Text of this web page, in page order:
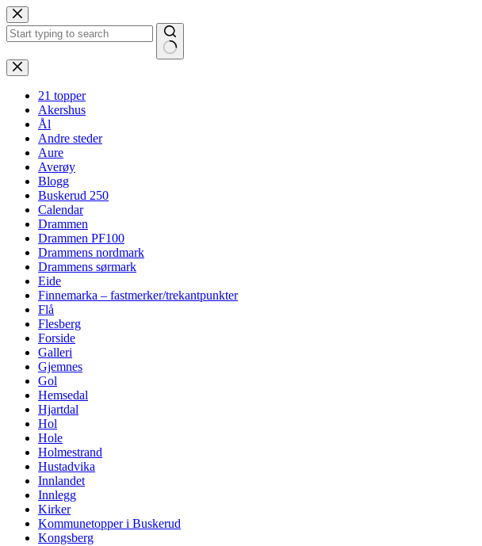
Hopp
til
innholdet
Ingen
resultater
21 topper
Akershus
Ål
Andre steder
Aure
Averøy
Blogg
Buskerud 250
Calendar
Drammen
Drammen PF100
Drammens nordmark
Drammens sørmark
Eide
Finnemarka – fastmerker/trekantpunkter
Flå
Flesberg
Forside
Galleri
Gjemnes
Gol
Hemsedal
Hjartdal
Hol
Hole
Holmestrand
Hustadvika
Innlandet
Innlegg
Kirker
Kommunetopper i Buskerud
Kongsberg